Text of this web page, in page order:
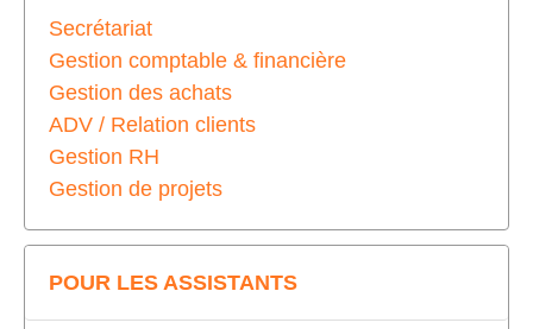
Secrétariat
Gestion comptable & financière
Gestion des achats
ADV / Relation clients
Gestion RH
Gestion de projets
POUR LES ASSISTANTS